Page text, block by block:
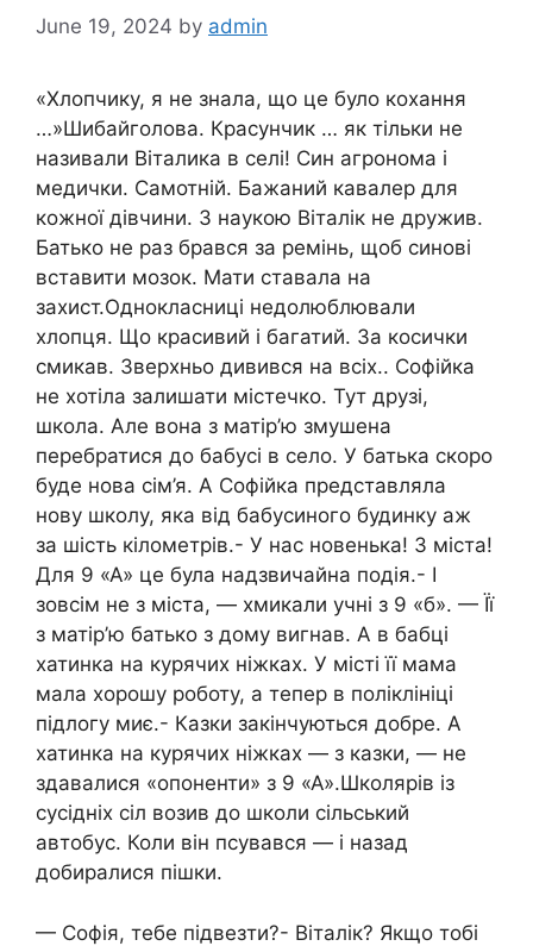
June 19, 2024 by admin
«Хлопчику, я не знала, що це було кохання
…»Шибайголова. Красунчик … як тільки не
називали Віталика в селі! Син агронома і
медички. Самотній. Бажаний кавалер для
кожної дівчини. З наукою Віталік не дружив.
Батько не раз брався за ремінь, щоб синові
вставити мозок. Мати ставала на
захист.Однокласниці недолюблювали
хлопця. Що красивий і багатий. За косички
смикав. Зверхньо дивився на всіх.. Софійка
не хотіла залишати містечко. Тут друзі,
школа. Але вона з матір’ю змушена
перебратися до бабусі в село. У батька скоро
буде нова сім’я. А Софійка представляла
нову школу, яка від бабусиного будинку аж
за шість кілометрів.- У нас новенька! З міста!
Для 9 «А» це була надзвичайна подія.- І
зовсім не з міста, — хмикали учні з 9 «б». — Її
з матір’ю батько з дому вигнав. А в бабці
хатинка на курячих ніжках. У місті її мама
мала хорошу роботу, а тепер в поліклініці
підлогу миє.- Казки закінчуються добре. А
хатинка на курячих ніжках — з казки, — не
здавалися «опоненти» з 9 «А».Школярів із
сусідніх сіл возив до школи сільський
автобус. Коли він псувався — і назад
добиралися пішки.
— Софія, тебе підвезти?- Віталік? Якщо тобі